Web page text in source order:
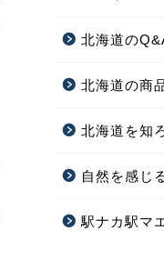
北海道の
北海道の商
北海道を知
自然を感じ
駅ナカ駅マ